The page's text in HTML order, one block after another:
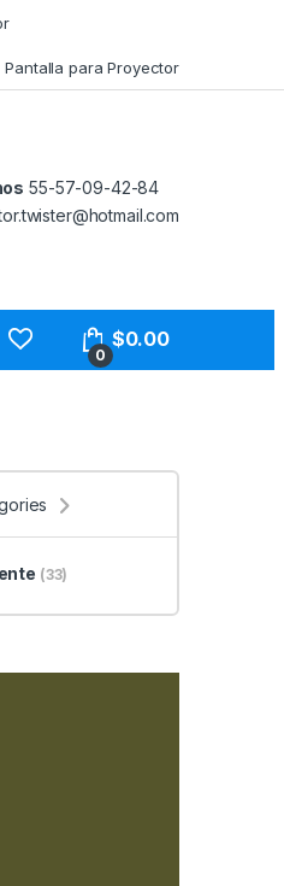
Pantalla para Proyector
55-57-09-42-84
0
$0.00
(33)